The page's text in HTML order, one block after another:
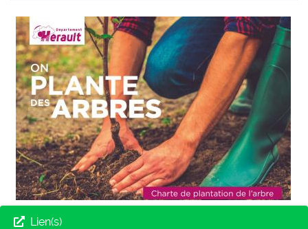
Lien(s)